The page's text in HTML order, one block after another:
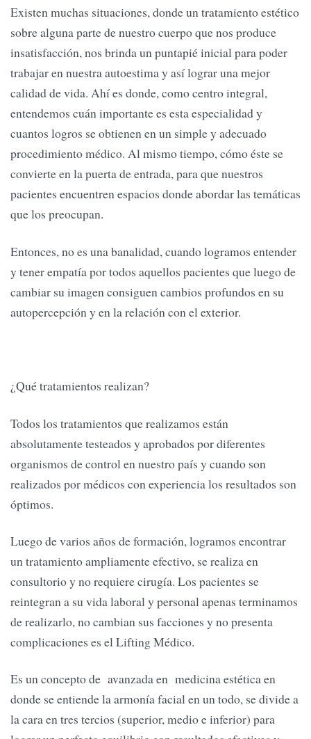
Existen muchas situaciones, donde un tratamiento estético
sobre alguna parte de nuestro cuerpo que nos produce
insatisfacción, nos brinda un puntapié inicial para poder
trabajar en nuestra autoestima y así lograr una mejor
calidad de vida. Ahí es donde, como centro integral,
entendemos cuán importante es esta especialidad y
cuantos logros se obtienen en un simple y adecuado
procedimiento médico. Al mismo tiempo, cómo éste se
convierte en la puerta de entrada, para que nuestros
pacientes encuentren espacios donde abordar las temáticas
que los preocupan.
Entonces, no es una banalidad, cuando logramos entender
y tener empatía por todos aquellos pacientes que luego de
cambiar su imagen consiguen cambios profundos en su
autopercepción y en la relación con el exterior.
¿Qué tratamientos realizan?
Todos los tratamientos que realizamos están
absolutamente testeados y aprobados por diferentes
organismos de control en nuestro país y cuando son
realizados por médicos con experiencia los resultados son
óptimos.
Luego de varios años de formación, logramos encontrar
un tratamiento ampliamente efectivo, se realiza en
consultorio y no requiere cirugía. Los pacientes se
reintegran a su vida laboral y personal apenas terminamos
de realizarlo, no cambian sus facciones y no presenta
complicaciones es el Lifting Médico.
Es un concepto de avanzada en medicina estética en
donde se entiende la armonía facial en un todo, se divide a
la cara en tres tercios (superior, medio e inferior) para